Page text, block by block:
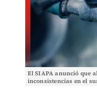
El SIAPA anunció que
inconsistencias en el